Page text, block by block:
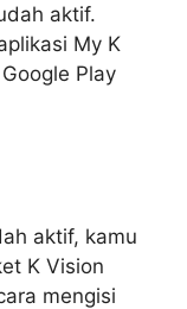
aktif.
My K
Play
aktif, kamu
K Vision
mengisi